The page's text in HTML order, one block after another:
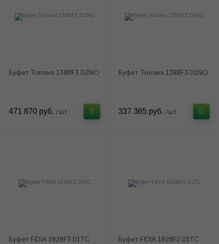
Буфет Torriani 138BF3.02NO
471 870 руб. /шт
Буфет Torriani 138BF3.01NO
337 365 руб. /шт
Буфет FIDIA 182BF3.01TC Буфет FIDIA 182BF2.01TC